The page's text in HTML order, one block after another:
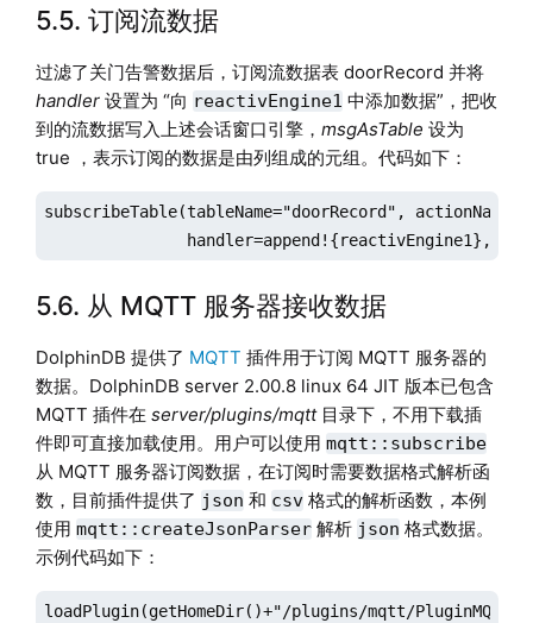
5.5. 订阅流数据
过滤了关门告警数据后，订阅流数据表 doorRecord 并将
handler设置为 “向 reactivEngine1 中添加数据”，把收
到的流数据写入上述会话窗口引擎， msgAsTable 设为
true ，表示订阅的数据是由列组成的元组。代码如下：
subscribeTable(tableName="doorRecord",
handler=append!{reactivEngine1},
5.6. 从 MQTT 服务器接收数据
DolphinDB 提供了 MQTT 插件用于订阅 MQTT 服务器的
数据。DolphinDB server 2.00.8 linux 64 JIT 版本已包含
MQTT 插件在 server/plugins/mqtt目录下，不用下载插
件即可直接加载使用。用户可以使用 mqtt::subscribe
从 MQTT 服务器订阅数据，在订阅时需要数据格式解析函
数，目前插件提供了 json 和 csv格式的解析函数，本例
使用 mqtt::createJsonParser解析 json 格式数据。
示例代码如下：
loadPlugin(getHomeDir()+"/plugins/mqtt/